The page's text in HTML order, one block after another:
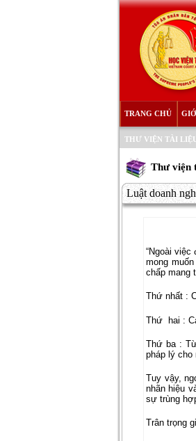
TRANG CHỦ
THƯ VIỆN TÀI
Thư viện
Luật doanh
“Ngoài
mong
chấp mang
Thứ nhất :
Thứ hai :
Thứ ba :
pháp lý cho
Tuy vậy,
nhãn hiệu
sự trùng
Trân trọng